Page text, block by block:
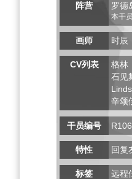
阵营 罗德
本干
画师 时辰
CV列表
格林
石见
辛颂
干员编号 R106
特性 回复
标签 远程